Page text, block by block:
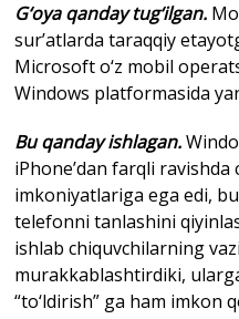
G‘oya qanday tug‘ilgan.
sur’atlarda taraqqiy
Microsoft o‘z mobil
Windows platformasida
Bu qanday ishlagan.
iPhone’dan farqli
imkoniyatlariga ega edi,
telefonni tanlashini
ishlab chiquvchilarning
murakkablashtirdiki,
“to‘ldirish” ga ham imkon